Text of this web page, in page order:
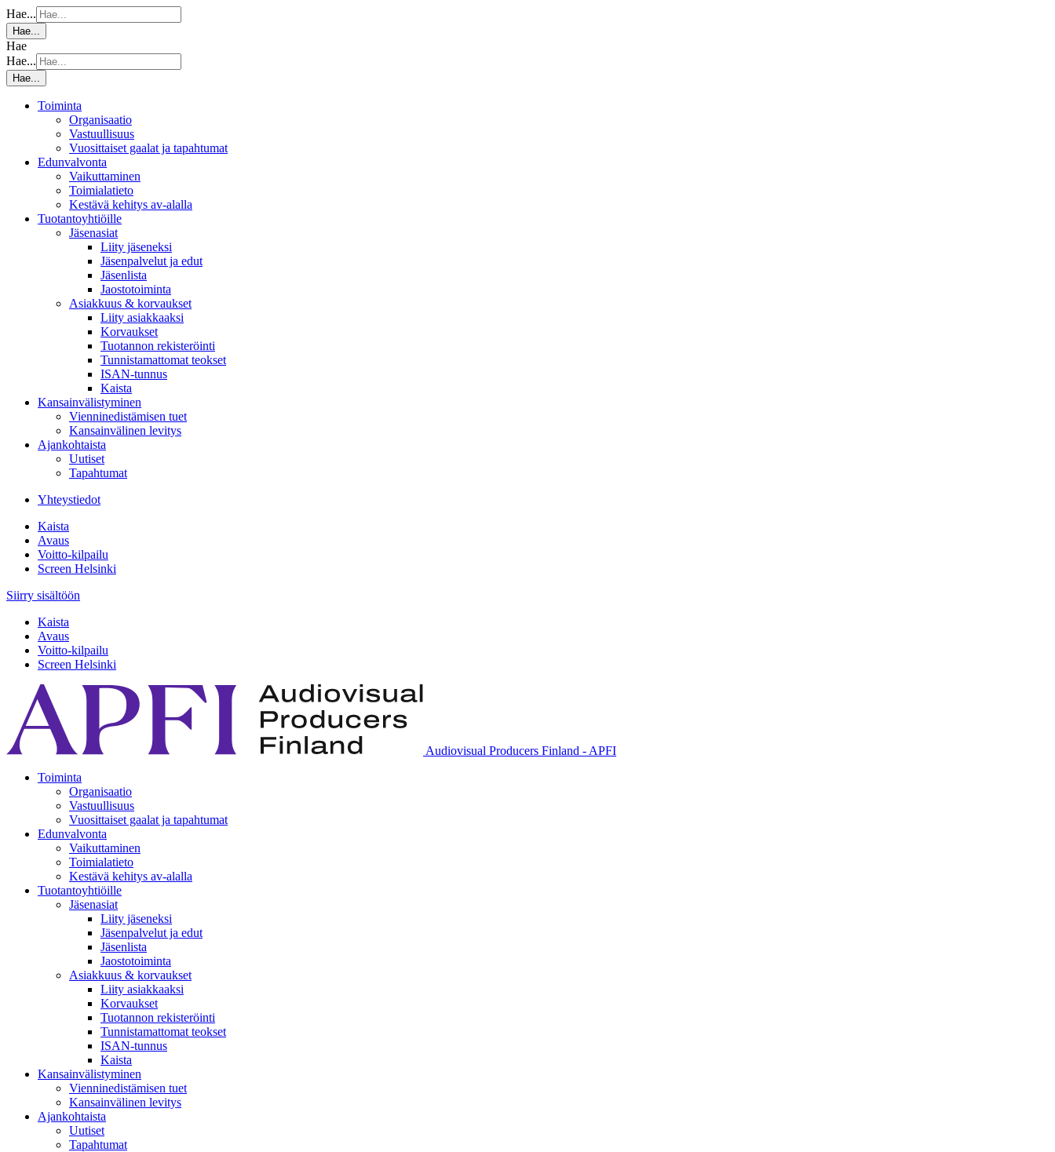
Hae...
Hae...
Hae
Hae...
Hae...
Toiminta
Organisaatio
Vastuullisuus
Vuosittaiset gaalat ja tapahtumat
Edunvalvonta
Vaikuttaminen
Toimialatieto
Kestävä kehitys av-alalla
Tuotantoyhtiöille
Jäsenasiat
Liity jäseneksi
Jäsenpalvelut ja edut
Jäsenlista
Jaostotoiminta
Asiakkuus & korvaukset
Liity asiakkaaksi
Korvaukset
Tuotannon rekisteröinti
Tunnistamattomat teokset
ISAN-tunnus
Kaista
Kansainvälistyminen
Vienninedistämisen tuet
Kansainvälinen levitys
Ajankohtaista
Uutiset
Tapahtumat
Yhteystiedot
Kaista
Avaus
Voitto-kilpailu
Screen Helsinki
Siirry sisältöön
Kaista
Avaus
Voitto-kilpailu
Screen Helsinki
Audiovisual Producers Finland - APFI
Toiminta
Organisaatio
Vastuullisuus
Vuosittaiset gaalat ja tapahtumat
Edunvalvonta
Vaikuttaminen
Toimialatieto
Kestävä kehitys av-alalla
Tuotantoyhtiöille
Jäsenasiat
Liity jäseneksi
Jäsenpalvelut ja edut
Jäsenlista
Jaostotoiminta
Asiakkuus & korvaukset
Liity asiakkaaksi
Korvaukset
Tuotannon rekisteröinti
Tunnistamattomat teokset
ISAN-tunnus
Kaista
Kansainvälistyminen
Vienninedistämisen tuet
Kansainvälinen levitys
Ajankohtaista
Uutiset
Tapahtumat